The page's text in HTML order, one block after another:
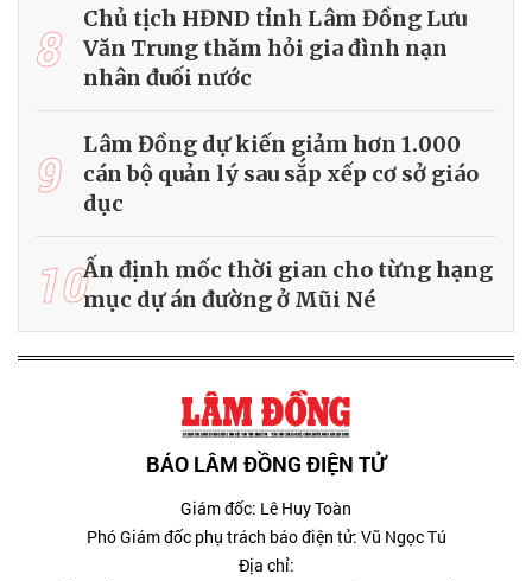
8
Chủ tịch HĐND tỉnh Lâm Đồng Lưu
Văn Trung thăm hỏi gia đình nạn
nhân đuối nước
9
Lâm Đồng dự kiến giảm hơn 1.000
cán bộ quản lý sau sắp xếp cơ sở giáo
dục
10Ấn định mốc thời gian cho từng hạng
mục dự án đường ở Mũi Né
BÁO LÂM ĐỒNG ĐIỆN TỬ
Giám đốc: Lê Huy Toàn
Phó Giám đốc phụ trách báo điện tử: Vũ Ngọc Tú
Địa chỉ: